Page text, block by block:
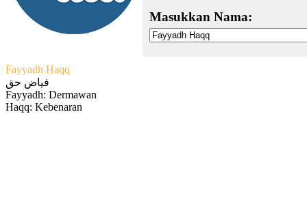
Masukkan Nama:
Fayyadh Haqq
فياض حق
Fayyadh: Dermawan
Haqq: Kebenaran